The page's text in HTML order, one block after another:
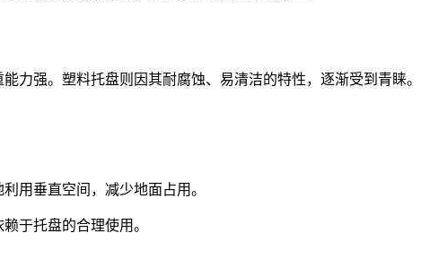
力强。塑料托盘则因其耐腐蚀、易清洁的特性，逐渐受到青睐。
用垂直空间，减少地面占用。
于托盘的合理使用。